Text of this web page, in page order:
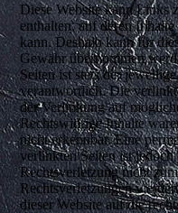
Diese Website kann Links
enthalten, auf deren
kann. Deshalb kann für
Gewähr übernommen
Seiten ist stets der
verantwortlich. Die
der Verlinkung auf
Rechtswidrige Inhalte
nicht erkennbar. Eine
verlinkten Seiten ist
Rechtsverletzung nicht
Rechtsverletzungen
dieser Website auf die